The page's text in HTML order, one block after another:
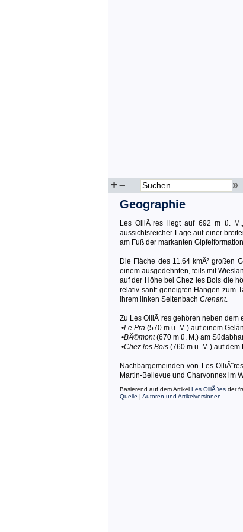
+– »
Geographie
Les OlliÃ¨res liegt auf 692 m ü.
aussichtsreicher Lage auf einer
am Fuß der markanten
Die Fläche des 11.64 kmÂ² großen
einem ausgedehnten, teils mit
auf der Höhe bei Chez les Bois die
relativ sanft geneigten Hängen zum
ihrem linken Seitenbach Crenant.
Zu Les OlliÃ¨res gehören neben
•Le Pra (570 m ü. M.) auf einem
•BÃ©mont(670 m ü. M.) am
•Chez les Bois (760 m ü. M.) auf dem
Nachbargemeinden von Les
Martin-Bellevue und Charvonnex im
Basierend auf dem Artikel Les OlliÃ¨res der
Quelle | Autoren und Artikelversionen